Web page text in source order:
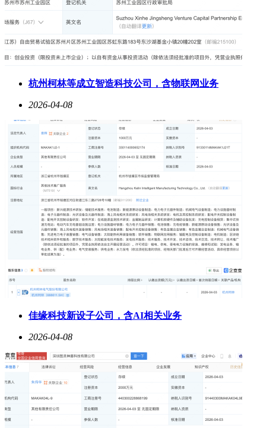
杭州柯林等成立智造科技公司，含物联网业务
2026-04-08
佳缘科技新设子公司，含AI相关业务
2026-04-08